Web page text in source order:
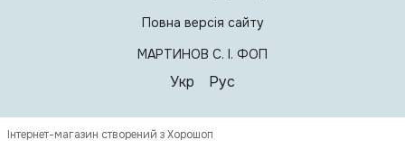
Повна версія сайту
МАРТИНОВ С. I. ФОП
Укр Рус
Інтернет-магазин створений з Хорошоп